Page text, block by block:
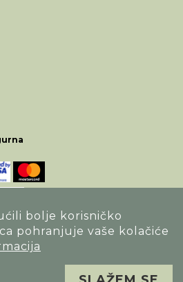
bolje korisničko
pohranjuje vaše kolačiće